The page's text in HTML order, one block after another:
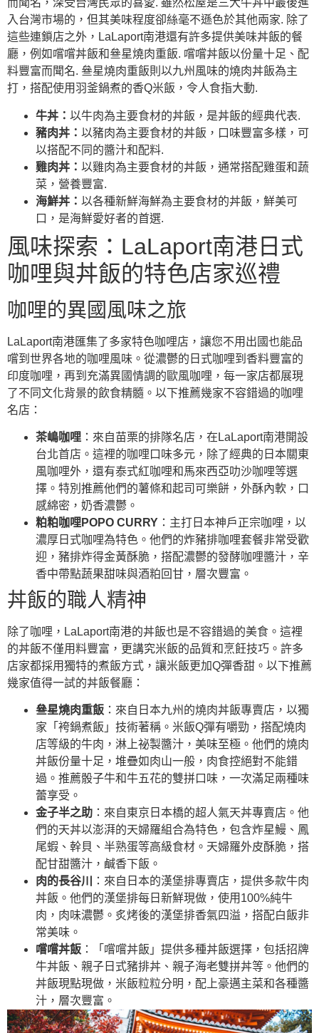
而聞名，深受台灣民眾的喜愛. 雖然松屋是三大牛丼中最後進
入台灣市場的，但其美味程度卻絲毫不遜色於其他兩家. 除了
這些連鎖店之外，LaLaport南港還有許多提供美味丼飯的餐
廳，例如嚐嚐丼飯和叄星燒肉重飯. 嚐嚐丼飯以份量十足、配
料豐富而聞名. 叄星燒肉重飯則以九州風味的燒肉丼飯為主
打，搭配使用羽釜鍋煮的香Q米飯，令人食指大動.
牛丼： 以牛肉為主要食材的丼飯，是丼飯的經典代表.
豬肉丼： 以豬肉為主要食材的丼飯，口味豐富多樣，可
以搭配不同的醬汁和配料.
雞肉丼： 以雞肉為主要食材的丼飯，通常搭配雞蛋和蔬
菜，營養豐富.
海鮮丼： 以各種新鮮海鮮為主要食材的丼飯，鮮美可
口，是海鮮愛好者的首選.
風味探索：LaLaport南港日式
咖哩與丼飯的特色店家巡禮
咖哩的異國風味之旅
LaLaport南港匯集了多家特色咖哩店，讓您不用出國也能品
嚐到世界各地的咖哩風味。從濃鬱的日式咖哩到香料豐富的
印度咖哩，再到充滿異國情調的歐風咖哩，每一家店都展現
了不同文化背景的飲食精髓。以下推薦幾家不容錯過的咖哩
名店：
茶嶋咖哩 ：來自苗栗的排隊名店，在LaLaport南港開設
台北首店。這裡的咖哩口味多元，除了經典的日本關東
風咖哩外，還有泰式紅咖哩和馬來西亞叻沙咖哩等選
擇。特別推薦他們的薯條和起司可樂餅，外酥內軟，口
感綿密，奶香濃鬱。
粕粕咖哩POPO CURRY ：主打日本神戶正宗咖哩，以
濃厚日式咖哩為特色。他們的炸豬排咖哩套餐非常受歡
迎，豬排炸得金黃酥脆，搭配濃鬱的發酵咖哩醬汁，辛
香中帶點蔬果甜味與酒粕回甘，層次豐富。
丼飯的職人精神
除了咖哩，LaLaport南港的丼飯也是不容錯過的美食。這裡
的丼飯不僅用料豐富，更講究米飯的品質和烹飪技巧。許多
店家都採用獨特的煮飯方式，讓米飯更加Q彈香甜。以下推薦
幾家值得一試的丼飯餐廳：
叄星燒肉重飯 ：來自日本九州的燒肉丼飯專賣店，以獨
家「袴鍋煮飯」技術著稱。米飯Q彈有嚼勁，搭配燒肉
店等級的牛肉，淋上祕製醬汁，美味至極。他們的燒肉
丼飯份量十足，堆疊如肉山一般，肉食控絕對不能錯
過。推薦骰子牛和牛五花的雙拼口味，一次滿足兩種味
蕾享受。
金子半之助 ：來自東京日本橋的超人氣天丼專賣店。他
們的天丼以澎湃的天婦羅組合為特色，包含炸星鰻、鳳
尾蝦、幹貝、半熟蛋等高級食材。天婦羅外皮酥脆，搭
配甘甜醬汁，鹹香下飯。
肉的長谷川
：來自日本的漢堡排專賣店，提供多款牛肉
丼飯。他們的漢堡排每日新鮮現做，使用100%純牛
肉，肉味濃鬱。炙烤後的漢堡排香氣四溢，搭配白飯非
常美味。
嚐嚐丼飯 ：「嚐嚐丼飯」提供多種丼飯選擇，包括招牌
牛丼飯、親子日式豬排丼、親子海老雙拼丼等。他們的
丼飯現點現做，米飯粒粒分明，配上豪邁主菜和各種醬
汁，層次豐富。